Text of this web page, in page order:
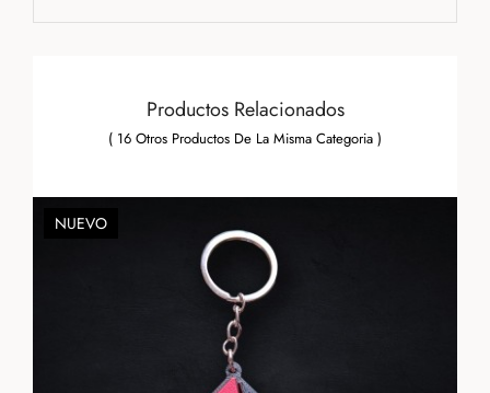
Productos Relacionados
( 16 Otros Productos De La Misma Categoria )
NUEVO